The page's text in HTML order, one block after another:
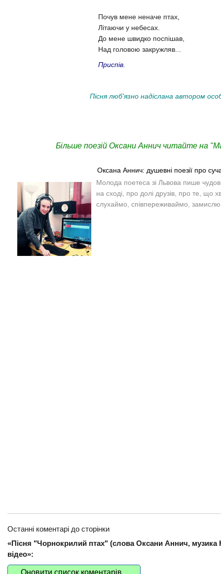
Почув мене неначе птах,
Літаючи у небесах.
До мене швидко поспішав,
Над головою закружляв...
Приспів.
Пісня люб'язно надіслана автором
Більше поезій Оксани Аннич читайте на
Оксана Аннич: душевні поезії про
Молода поетеса зі Львова пише
на сході, про долі друзів, про те, що
слухаймо, співпереживаймо,
Останні коментарі до сторінки
«Пісня "Чорнокрилий птах" (слова Оксани Аннич, музика
відео»: